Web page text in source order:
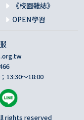
《校園雜誌》
OPEN學習
13:30～18:00
rights reserved